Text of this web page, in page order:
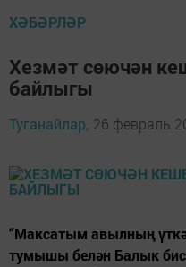
ХӘБӘРЛӘР
Хезмәт сөючән
байлыгы
Туганайлар, 26 февраль
“Максатым авылның
тумышы белән Балык